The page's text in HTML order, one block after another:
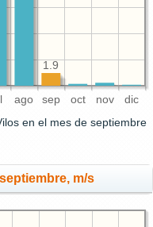
ago sep oct nov dic
1.9
en el mes de septiembre
m/s